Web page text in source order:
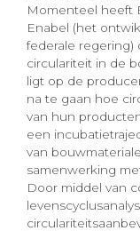
Momenteel heeft
Enabel (het
federale regering)
circulariteit in de
ligt op de
na te gaan hoe
van hun
een
van
samenwerking
Door middel van